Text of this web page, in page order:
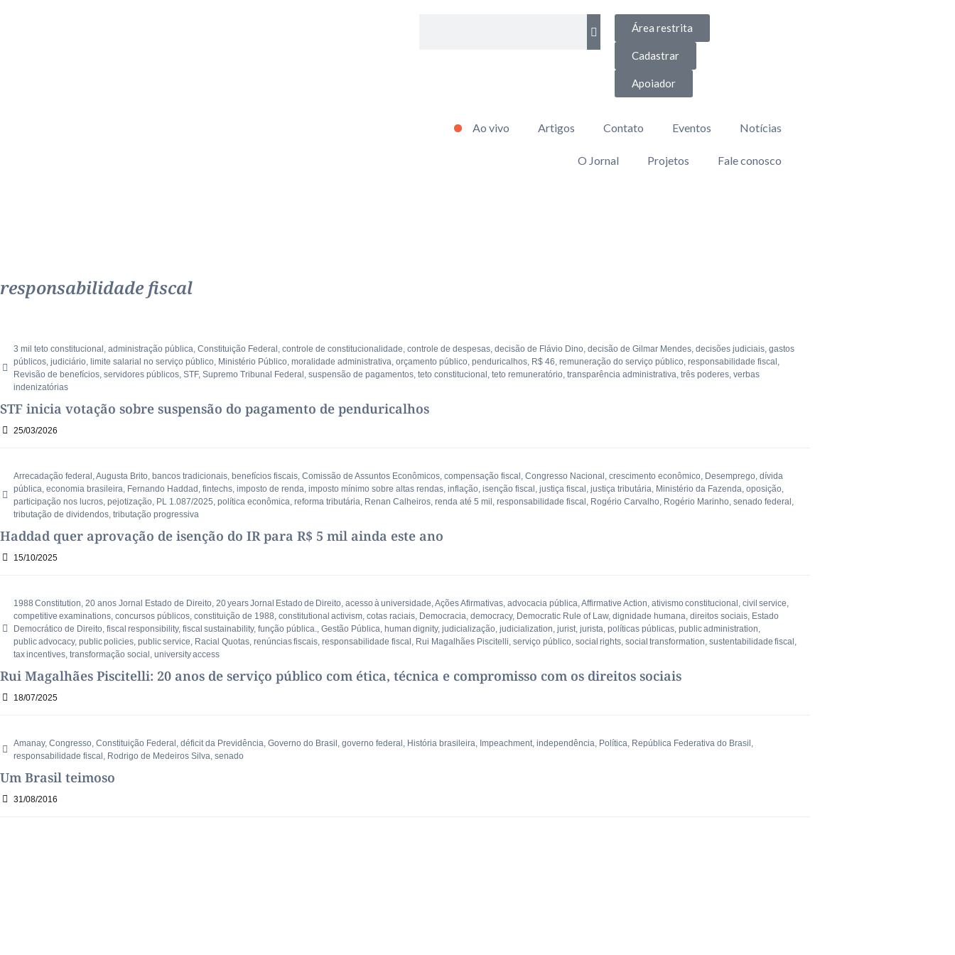
Área restrita
Cadastrar
Apoiador
Ao vivo Artigos Contato Eventos Notícias
O Jornal Projetos Fale conosco
responsabilidade fiscal
3 mil teto constitucional , administração pública, Constituição Federal , controle de constitucionalidade, controle de despesas, decisão de Flávio Dino, decisão de Gilmar Mendes, decisões judiciais, gastos
públicos, judiciário, limite salarial no serviço público, Ministério Público, moralidade administrativa, orçamento público, penduricalhos, R$ 46, remuneração do serviço público, responsabilidade fiscal ,
Revisão de benefícios, servidores públicos, STF, Supremo Tribunal Federal , suspensão de pagamentos, teto constitucional , teto remuneratório, transparência administrativa, três poderes, verbas
indenizatórias
STF inicia votação sobre suspensão do pagamento de penduricalhos
25/03/2026
Arrecadação federal ,Augusta Brito, bancos tradicionais, benefícios fiscais, Comissão de Assuntos Econômicos, compensação fiscal , Congresso Nacional , crescimento econômico, Desemprego, dívida
pública, economia brasileira, Fernando Haddad , fintechs, imposto de renda, imposto mínimo sobre altas rendas, inflação, isenção fiscal , justiça fiscal , justiça tributária, Ministério da Fazenda, oposição,
participação nos lucros, pejotização, PL 1.087/2025, política econômica, reforma tributária, Renan Calheiros, renda até 5 mil , responsabilidade fiscal , Rogério Carvalho, Rogério Marinho, senado federal ,
tributação de dividendos, tributação progressiva
Haddad quer aprovação de isenção do IR para R$ 5 mil ainda este ano
15/10/2025
1988 Constitution, 20 anos Jornal Estado de Direito, 20 years Jornal Estado de Direito, acesso à universidade,Ações Afirmativas, advocacia pública,Affirmative Action, ativismo constitucional , civil service,
competitive examinations, concursos públicos, constituição de 1988, constitutional activism, cotas raciais, Democracia, democracy, Democratic Rule of Law, dignidade humana, direitos sociais, Estado
Democrático de Direito, fiscal responsibility, fiscal sustainability, função pública., Gestão Pública, human dignity, judicialização, judicialization, jurist, jurista, políticas públicas, public administration,
public advocacy, public policies, public service, Racial Quotas, renúncias fiscais, responsabilidade fiscal , Rui Magalhães Piscitelli, serviço público, social rights, social transformation, sustentabilidade fiscal ,
tax incentives, transformação social , university access
Rui Magalhães Piscitelli: 20 anos de serviço público com ética, técnica e compromisso com os direitos sociais
18/07/2025
Amanay, Congresso, Constituição Federal , déficit da Previdência, Governo do Brasil , governo federal , História brasileira, Impeachment, independência, Política, República Federativa do Brasil ,
responsabilidade fiscal , Rodrigo de Medeiros Silva, senado
Um Brasil teimoso
31/08/2016